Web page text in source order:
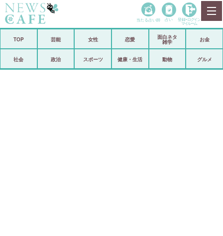
政治
当たる占い師 占い 登録• ログイン
マイルーム
TOP 芸能 女性 恋愛
面白ネタ
雑学
お金
社会 政治 スポーツ 健康・生活 動物 グルメ